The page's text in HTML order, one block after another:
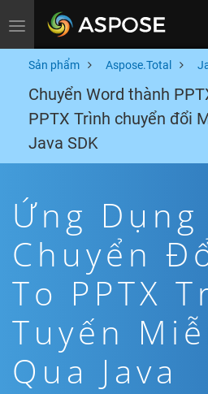
Toggle navigation
Sản phẩm Aspose.Total
Chuyển Word thành
PPTX Trình chuyển đổi
Java SDK
Ứng Dụng
Chuyển
To PPTX
Tuyến
Qua Java